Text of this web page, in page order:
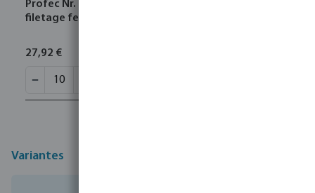
Profec Nr. 270 Manchon acier inoxydable 316 1"
filetage femelle 16bar
27,92 €
Variantes